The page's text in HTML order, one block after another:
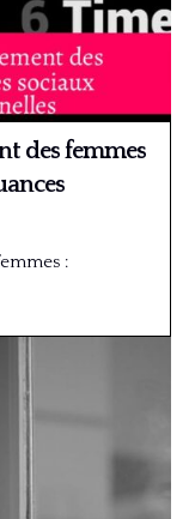
des femmes
: